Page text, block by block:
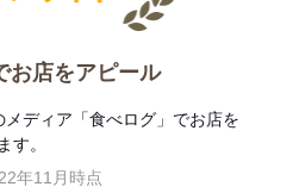
お店をアピール
ディア「食べログ」でお店を
す。
年11月時点